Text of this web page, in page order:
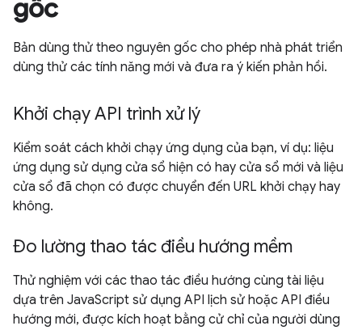
gốc
Bản dùng thử theo nguyên gốc cho phép nhà phát triển
dùng thử các tính năng mới và đưa ra ý kiến phản hồi.
Khởi chạy API trình xử lý
Kiểm soát cách khởi chạy ứng dụng của bạn, ví dụ: liệu
ứng dụng sử dụng cửa sổ hiện có hay cửa sổ mới và liệu
cửa sổ đã chọn có được chuyển đến URL khởi chạy hay
không.
Đo lường thao tác điều hướng mềm
Thử nghiệm với các thao tác điều hướng cùng tài liệu
dựa trên JavaScript sử dụng API lịch sử hoặc API điều
hướng mới, được kích hoạt bằng cử chỉ của người dùng